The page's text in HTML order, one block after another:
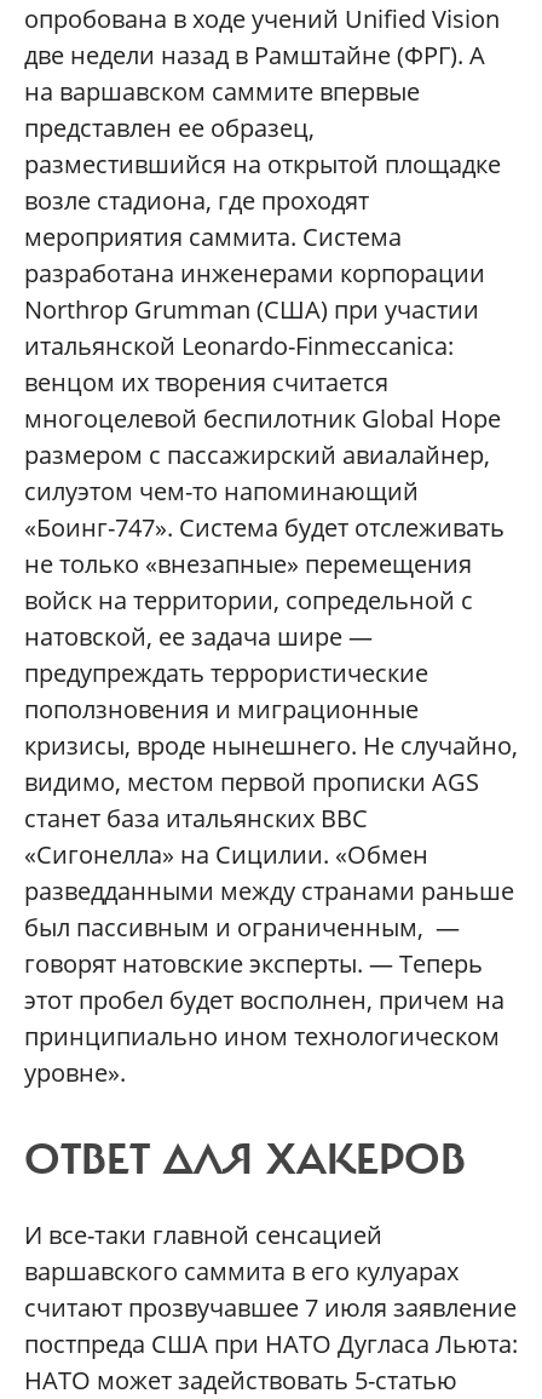
опробована в ходе учений Unified Vision
две недели назад в Рамштайне (ФРГ). А
на варшавском саммите впервые
представлен ее образец,
разместившийся на открытой площадке
возле стадиона, где проходят
мероприятия саммита. Система
разработана инженерами корпорации
Northrop Grumman (США) при участии
итальянской Leonardo-Finmeccanica:
венцом их творения считается
многоцелевой беспилотник Global Hope
размером с пассажирский авиалайнер,
силуэтом чем-то напоминающий
«Боинг-747». Система будет отслеживать
не только «внезапные» перемещения
войск на территории, сопредельной с
натовской, ее задача шире —
предупреждать террористические
поползновения и миграционные
кризисы, вроде нынешнего. Не случайно,
видимо, местом первой прописки AGS
станет база итальянских ВВС
«Сигонелла» на Сицилии. «Обмен
разведданными между странами раньше
был пассивным и ограниченным, —
говорят натовские эксперты. — Теперь
этот пробел будет восполнен, причем на
принципиально ином технологическом
уровне».
ОТВЕТ ДЛЯ ХАКЕРОВ
И все-таки главной сенсацией
варшавского саммита в его кулуарах
считают прозвучавшее 7 июля заявление
постпреда США при НАТО Дугласа Льюта:
НАТО может задействовать 5-статью